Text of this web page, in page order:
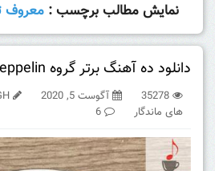
نمایش مطالب برچسب :معروف
دانلود ده آهنگ برتر گروه Led Zeppelin
35278 آگوست 5, 2020
های ماندگار
6